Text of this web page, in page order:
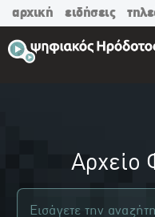
αρχική ειδήσεις
Αρχείο